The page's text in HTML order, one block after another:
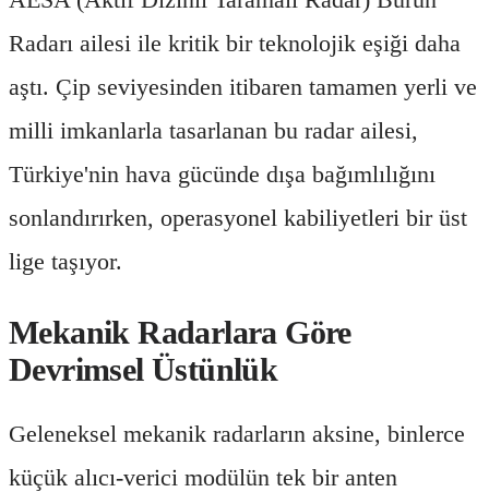
Radarı ailesi ile kritik bir teknolojik eşiği daha
aştı. Çip seviyesinden itibaren tamamen yerli ve
milli imkanlarla tasarlanan bu radar ailesi,
Türkiye'nin hava gücünde dışa bağımlılığını
sonlandırırken, operasyonel kabiliyetleri bir üst
lige taşıyor.
Mekanik Radarlara Göre
Devrimsel Üstünlük
Geleneksel mekanik radarların aksine, binlerce
küçük alıcı-verici modülün tek bir anten